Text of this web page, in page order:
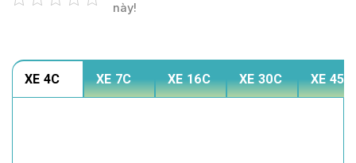
này!
XE 4C XE 7C XE 16C XE 30C XE 45C